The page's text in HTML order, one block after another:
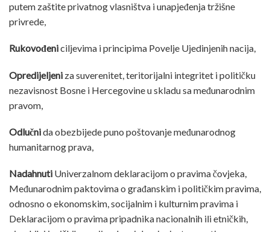
putem zaštite privatnog vlasništva i unapjeđenja tržišne
privrede,
Rukovođeniciljevima i principima Povelje Ujedinjenih nacija,
Opredijeljeni za suverenitet, teritorijalni integritet i političku
nezavisnost Bosne i Hercegovine u skladu sa međunarodnim
pravom,
Odlučnida obezbijede puno poštovanje međunarodnog
humanitarnog prava,
Nadahnuti Univerzalnom deklaracijom o pravima čovjeka,
Međunarodnim paktovima o građanskim i političkim pravima,
odnosno o ekonomskim, socijalnim i kulturnim pravima i
Deklaracijom o pravima pripadnika nacionalnih ili etničkih,